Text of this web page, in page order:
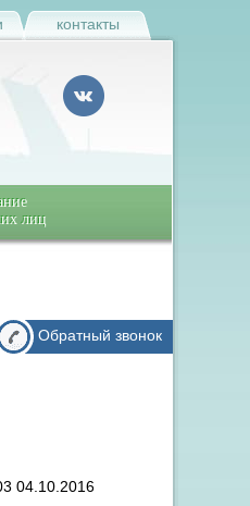
контакты
лиц
04.10.2016
Обратный звонок